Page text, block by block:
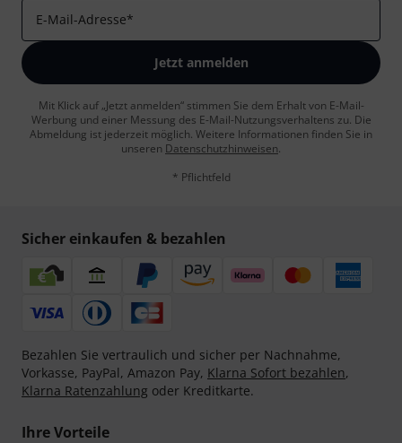
E-Mail-Adresse*
Jetzt anmelden
Mit Klick auf „Jetzt anmelden“ stimmen Sie dem Erhalt von E-Mail-
Werbung und einer Messung des E-Mail-Nutzungsverhaltens zu. Die
Abmeldung ist jederzeit möglich. Weitere Informationen finden Sie in
unseren Datenschutzhinweisen.
* Pflichtfeld
Sicher einkaufen & bezahlen
Bezahlen Sie vertraulich und sicher per Nachnahme,
Vorkasse, PayPal, Amazon Pay, Klarna Sofort bezahlen,
Klarna Ratenzahlung oder Kreditkarte.
Ihre Vorteile